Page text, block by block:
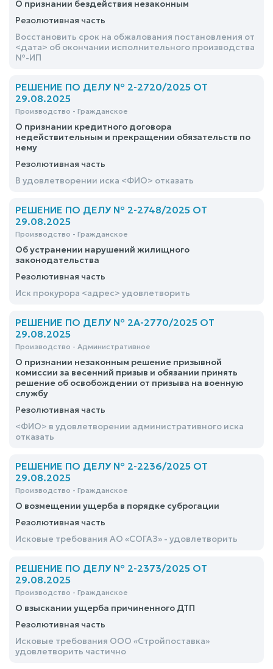
О признании бездействия незаконным
Резолютивная часть
Восстановить срок на обжалования постановления от
<дата> об окончании исполнительного производства
№-ИП
РЕШЕНИЕ ПО ДЕЛУ № 2-2720/2025 ОТ
29.08.2025
Производство - Гражданское
О признании кредитного договора
недействительным и прекращении обязательств по
нему
Резолютивная часть
В удовлетворении иска <ФИО> отказать
РЕШЕНИЕ ПО ДЕЛУ № 2-2748/2025 ОТ
29.08.2025
Производство - Гражданское
Об устранении нарушений жилищного
законодательства
Резолютивная часть
Иск прокурора <адрес> удовлетворить
РЕШЕНИЕ ПО ДЕЛУ № 2А-2770/2025 ОТ
29.08.2025
Производство - Административное
О признании незаконным решение призывной
комиссии за весенний призыв и обязании принять
решение об освобождении от призыва на военную
службу
Резолютивная часть
<ФИО> в удовлетворении административного иска
отказать
РЕШЕНИЕ ПО ДЕЛУ № 2-2236/2025 ОТ
29.08.2025
Производство - Гражданское
О возмещении ущерба в порядке суброгации
Резолютивная часть
Исковые требования АО «СОГАЗ» - удовлетворить
РЕШЕНИЕ ПО ДЕЛУ № 2-2373/2025 ОТ
29.08.2025
Производство - Гражданское
О взыскании ущерба причиненного ДТП
Резолютивная часть
Исковые требования ООО «Стройпоставка»
удовлетворить частично